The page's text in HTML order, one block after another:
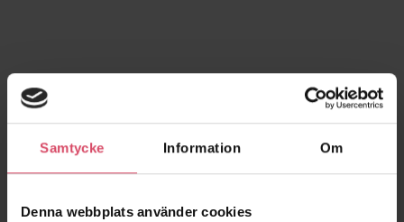
Samtycke Information Om
Denna webbplats använder cookies
Relaterade projekt